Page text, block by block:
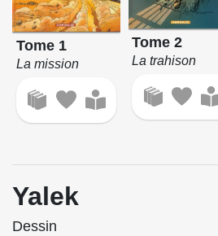
Tome 1
La mission
Tome 2
La trahison
Yalek
Dessin